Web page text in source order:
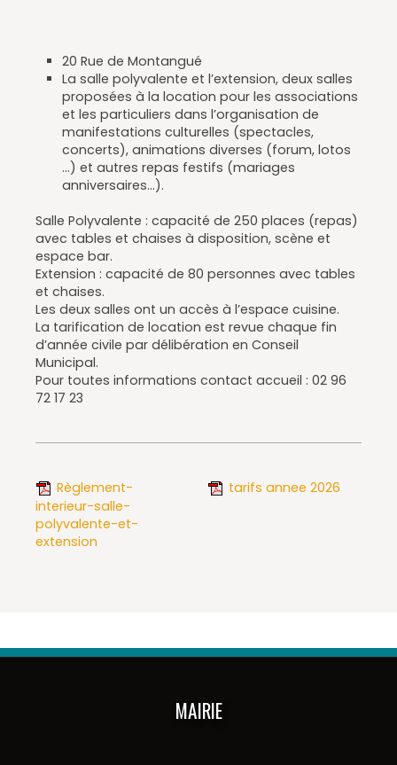
20 Rue de Montangué
La salle polyvalente et l’extension, deux salles
proposées à la location pour les associations
et les particuliers dans l’organisation de
manifestations culturelles (spectacles,
concerts), animations diverses (forum, lotos
...) et autres repas festifs (mariages
anniversaires...).
Salle Polyvalente : capacité de 250 places (repas)
avec tables et chaises à disposition, scène et
espace bar.
Extension : capacité de 80 personnes avec tables
et chaises.
Les deux salles ont un accès à l’espace cuisine.
La tarification de location est revue chaque fin
d’année civile par délibération en Conseil
Municipal.
Pour toutes informations contact accueil : 02 96
72 17 23
Règlement-
interieur-salle-
polyvalente-et-
extension
tarifs annee 2026
MAIRIE